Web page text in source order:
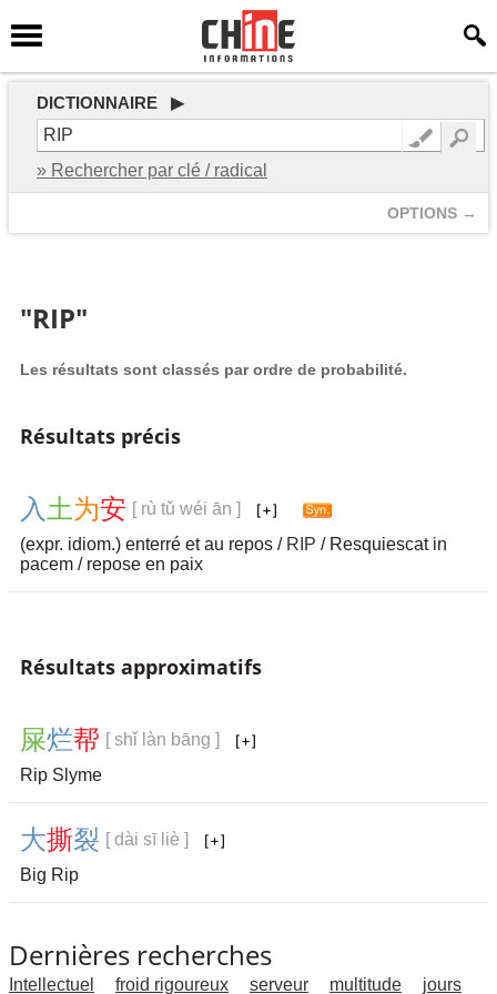
DICTIONNAIRE ▶
» Rechercher par clé / radical
OPTIONS →
"RIP"
Les résultats sont classés par ordre de probabilité.
Résultats précis
入 土为安 [ rù tǔ wéi ān ]
(expr. idiom.) enterré et au repos / RIP / Resquiescat in
pacem / repose en paix
Résultats approximatifs
屎烂帮 [ shǐ làn bāng ]
Rip Slyme
大撕裂 [ dài sī liè ]
Big Rip
Dernières recherches
Intellectuel froid rigoureux serveur multitude jours